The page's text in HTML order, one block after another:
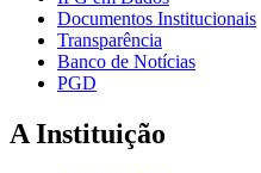
Documentos Institucionais
Transparência
Banco de Notícias
PGD
A Instituição